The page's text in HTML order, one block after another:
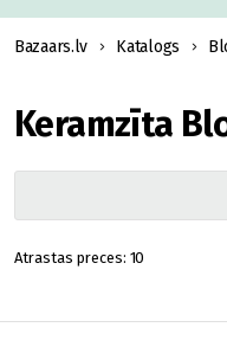
Bazaars.lv Katalogs
Keramzīta
10